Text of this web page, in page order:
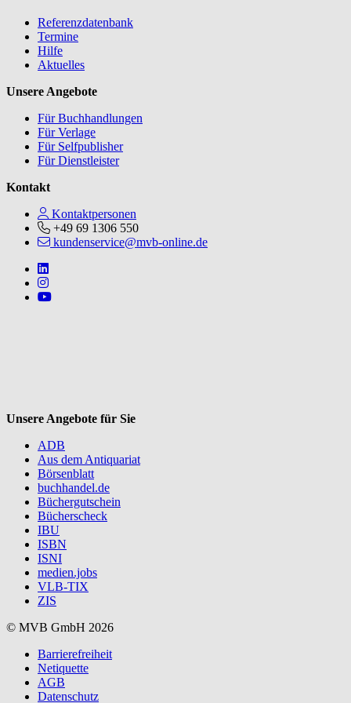
Referenzdatenbank
Termine
Hilfe
Aktuelles
Unsere Angebote
Für Buchhandlungen
Für Verlage
Für Selfpublisher
Für Dienstleister
Kontakt
Kontaktpersonen
+49 69 1306 550
kundenservice@mvb-online.de
Follow us on https://www.linkedin.com/company/mvbbooks
Follow us on https://www.instagram.com/lifeatmvb/
Follow us on https://www.youtube.com/@mvbbooks
Unsere Angebote für Sie
ADB
Aus dem Antiquariat
Börsenblatt
buchhandel.de
Büchergutschein
Bücherscheck
IBU
ISBN
ISNI
medien.jobs
VLB-TIX
ZIS
© MVB GmbH 2026
Barrierefreiheit
Netiquette
AGB
Datenschutz